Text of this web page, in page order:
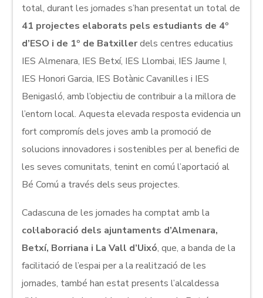
total, durant les jornades s’han presentat un total de
41 projectes elaborats pels estudiants de 4º
d’ESO i de 1º de Batxillerdels centres educatius
IES Almenara, IES Betxí, IES Llombai, IES Jaume I,
IES Honori Garcia, IES Botànic Cavanilles i IES
Benigasló, amb l’objectiu de contribuir a la millora de
l’entorn local. Aquesta elevada resposta evidencia un
fort compromís dels joves amb la promoció de
solucions innovadores i sostenibles per al benefici de
les seves comunitats, tenint en comú l’aportació al
Bé Comú a través dels seus projectes.
Cadascuna de les jornades ha comptat amb la
col·laboració dels ajuntaments d’Almenara,
Betxí, Borriana i La Vall d’Uixó, que, a banda de la
facilitació de l’espai per a la realització de les
jornades, també han estat presents l’alcaldessa